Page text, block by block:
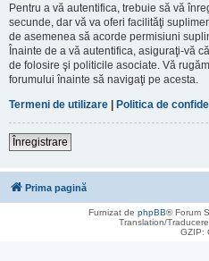
Pentru a vă autentifica, trebuie să vă
secunde, dar vă va oferi facilităţi
de asemenea să acorde permisiuni
Înainte de a vă autentifica, asiguraţi-vă
de folosire şi politicile asociate. Vă
forumului înainte să navigaţi pe acesta.
Termeni de utilizare | Politica de
Înregistrare
Prima pagină
Furnizat de phpBB® Forum
Translation/
GZIP: